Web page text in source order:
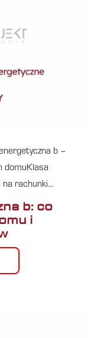
b –
domuKlasa
na rachunki…
b: co
i